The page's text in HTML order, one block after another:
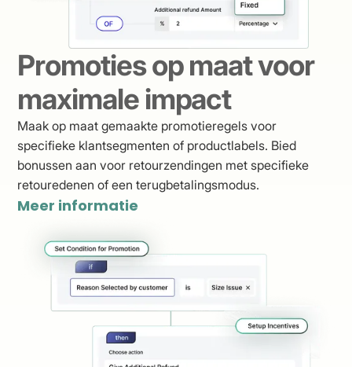
Promoties op maat voor
maximale impact
Maak op maat gemaakte promotieregels voor
specifieke klantsegmenten of productlabels. Bied
bonussen aan voor retourzendingen met specifieke
retouredenen of een terugbetalingsmodus.
Meer informatie